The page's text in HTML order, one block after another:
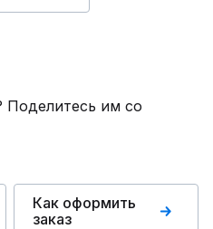
Поделитесь им со
Как оформить
заказ